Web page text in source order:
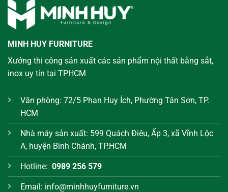
MINH HUY FURNITURE
Xưởng thi công sản xuất các sản phẩm nội thất bằng sắt,
inox uy tín tại TPHCM
Văn phòng: 72/5 Phan Huy Ích, Phường Tân Sơn, TP.
HCM
Nhà máy sản xuất: 599 Quách Điêu, Ấp 3, xã Vĩnh Lộc
A, huyện Bình Chánh, TP.HCM
Hotline: 0989 256 579
Email: info@minhhuyfurniture.vn